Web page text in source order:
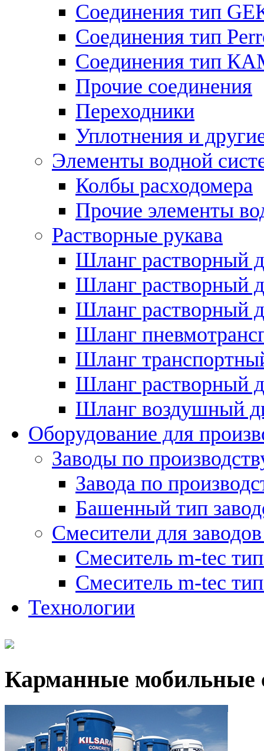
Соединения тип
Соединения тип
Соединения тип
Прочие соединения
Переходники
Уплотнения и
Элементы водной
Колбы расходомера
Прочие элементы
Растворные рукава
Шланг растворный
Шланг растворный
Шланг растворный
Шланг
Шланг
Шланг растворный
Шланг воздушный
Оборудование для
Заводы по
Завода по
Башенный тип
Смесители для
Смеситель m-tec
Смеситель m-tec
Технологии
Карманные мобильные